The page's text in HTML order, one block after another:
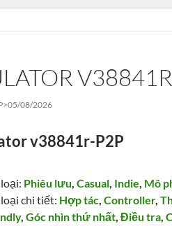
05/08/2026
v38841r-P2P
Phiêu lưu,Casual, Indie, Mô
chi tiết: Hợp tác,Controller,
,Góc nhìn thứ nhất,Điều tra,